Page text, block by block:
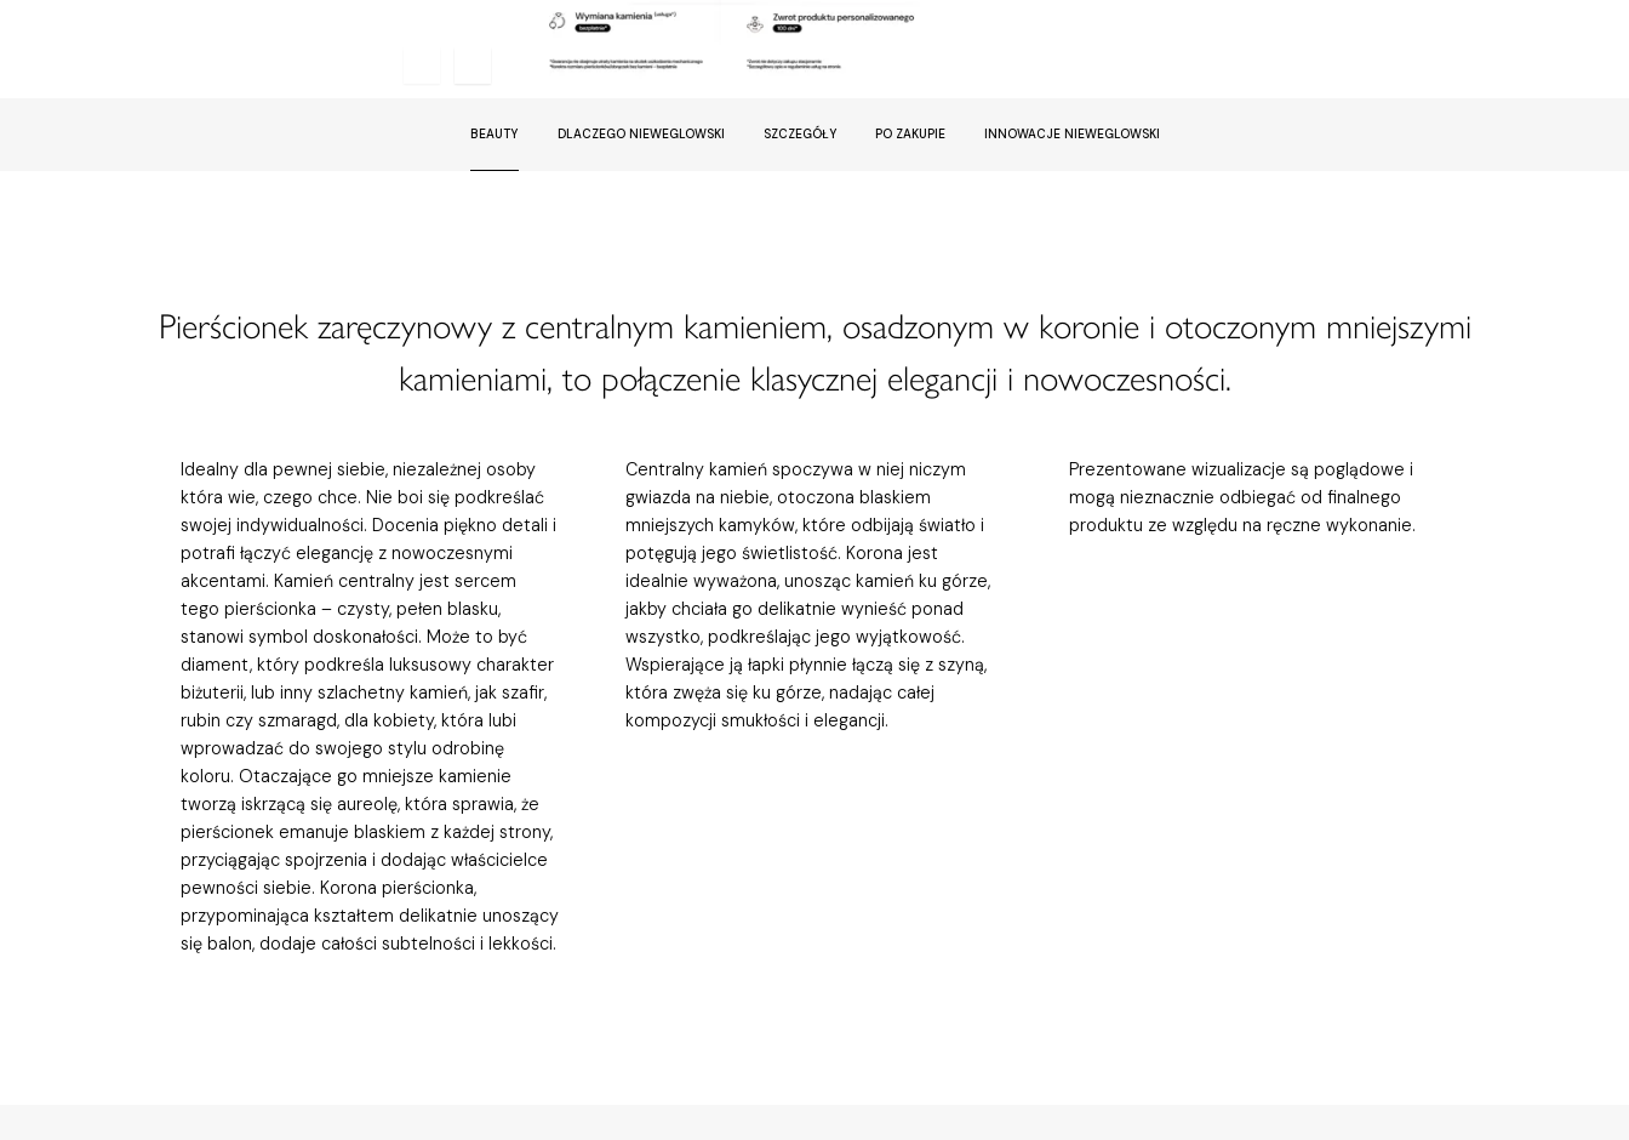
BEAUTY DLACZEGO NIEWEGLOWSKI SZCZEGÓŁY PO ZAKUPIE INNOWACJE NIEWEGLOWSKI
Pierścionek zaręczynowy z centralnym kamieniem, osadzonym w koronie i otoczonym mniejszymi
kamieniami, to połączenie klasycznej elegancji i nowoczesności.
Idealny dla pewnej siebie, niezależnej osoby
która wie, czego chce. Nie boi się podkreślać
swojej indywidualności. Docenia piękno detali i
potrafi łączyć elegancję z nowoczesnymi
akcentami. Kamień centralny jest sercem
tego pierścionka – czysty, pełen blasku,
stanowi symbol doskonałości. Może to być
diament, który podkreśla luksusowy charakter
biżuterii, lub inny szlachetny kamień, jak szafir,
rubin czy szmaragd, dla kobiety, która lubi
wprowadzać do swojego stylu odrobinę
koloru. Otaczające go mniejsze kamienie
tworzą iskrzącą się aureolę, która sprawia, że
pierścionek emanuje blaskiem z każdej strony,
przyciągając spojrzenia i dodając właścicielce
pewności siebie. Korona pierścionka,
przypominająca kształtem delikatnie unoszący
się balon, dodaje całości subtelności i lekkości.
Centralny kamień spoczywa w niej niczym
gwiazda na niebie, otoczona blaskiem
mniejszych kamyków, które odbijają światło i
potęgują jego świetlistość. Korona jest
idealnie wyważona, unosząc kamień ku górze,
jakby chciała go delikatnie wynieść ponad
wszystko, podkreślając jego wyjątkowość.
Wspierające ją łapki płynnie łączą się z szyną,
która zwęża się ku górze, nadając całej
kompozycji smukłości i elegancji.
Prezentowane wizualizacje są poglądowe i
mogą nieznacznie odbiegać od finalnego
produktu ze względu na ręczne wykonanie.